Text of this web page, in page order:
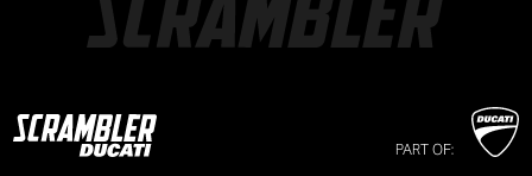
PART OF: